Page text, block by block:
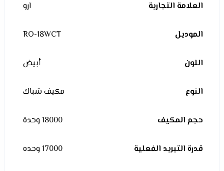
العلامة التجارية ارو
الموديل RO-18WCT
اللون أبيض
النوع مكيف شباك
حجم المكيف 18000 وحدة
قدرة التبريد الفعلية 17000 وحده